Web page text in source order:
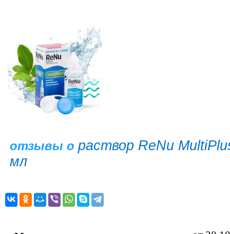
отзывы о раствор ReNu
мл